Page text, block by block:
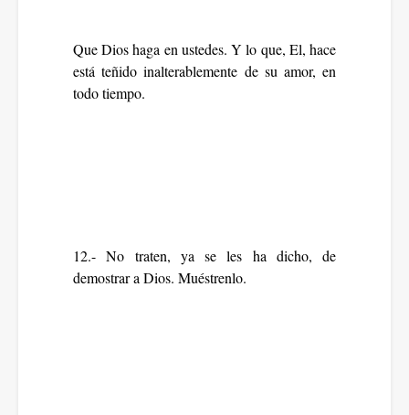
Que Dios haga en ustedes. Y lo que, El, hace
está teñido inalterablemente de su amor, en
todo tiempo.
12.- No traten, ya se les ha dicho, de
demostrar a Dios. Muéstrenlo.